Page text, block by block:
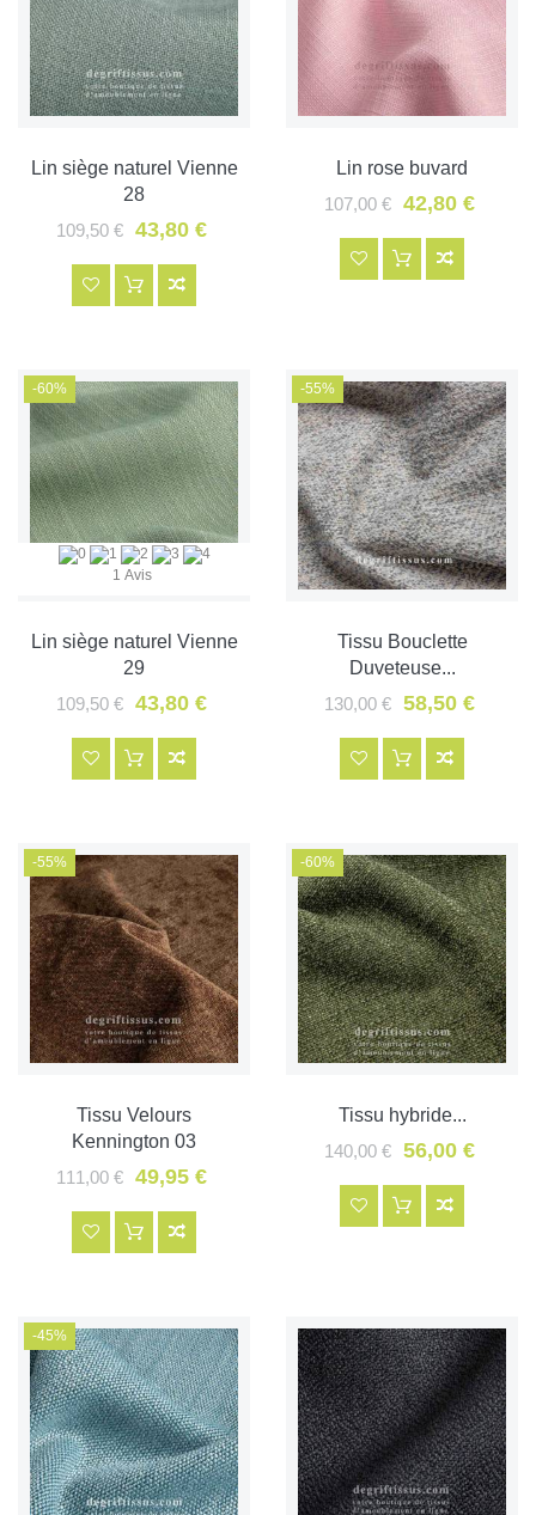
Lin siège naturel Vienne
28
109,50 €
43,80 €
Lin rose buvard
107,00 €
42,80 €
1 Avis
-60%
Lin siège naturel Vienne
29
109,50 €
43,80 €
-55%
Tissu Bouclette
Duveteuse...
130,00 €
58,50 €
-55%
Tissu Velours
Kennington 03
111,00 €
49,95 €
-60%
Tissu hybride...
140,00 €
56,00 €
-45%